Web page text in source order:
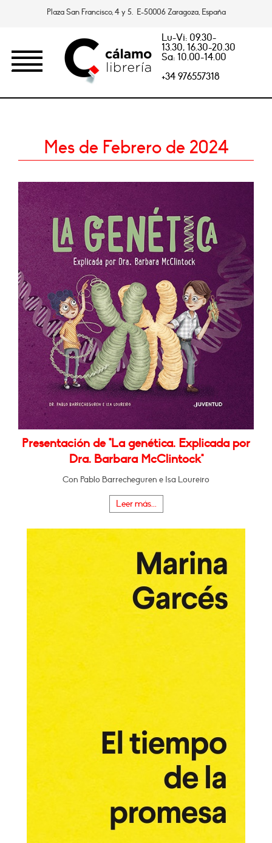
Plaza San Francisco, 4 y 5. E-50006 Zaragoza, España
Lu-Vi: 09.30-
13.30, 16.30-20.30
Sa: 10.00-14.00
+34 976557318
Mes de Febrero de 2024
Presentación de "La genética. Explicada por
Dra. Barbara McClintock"
Con Pablo Barrecheguren e Isa Loureiro
Leer más...